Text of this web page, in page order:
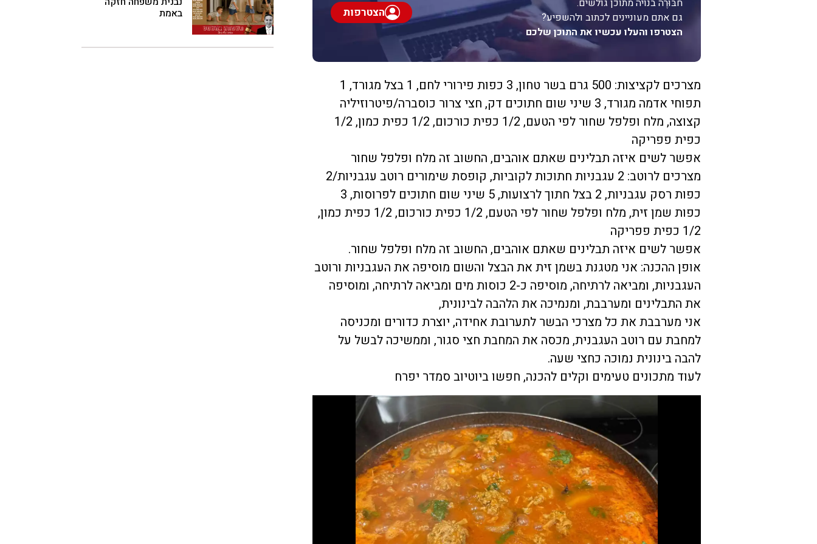
חבּוּרֶה בנויה מתוכן גולשים.
גם אתם מעוניינים לכתוב ולהשפיע?
הצטרפו והעלו עכשיו את התוכן שלכם
הצטרפות
מצרכים לקציצות: 500 גרם בשר טחון, 3 כפות פירורי לחם, 1 בצל מגורד, 1
תפוחי אדמה מגורד, 3 שיני שום חתוכים דק, חצי צרור כוסברה/פיטרוזיליה
קצוצה, מלח ופלפל שחור לפי הטעם, 1/2 כפית כורכום, 1/2 כפית כמון, 1/2
כפית פפריקה
אפשר לשים איזה תבלינים שאתם אוהבים, החשוב זה מלח ופלפל שחור
מצרכים לרוטב: 2 עגבניות חתוכות לקוביות, קופסת שימורים רוטב עגבניות/2
כפות רסק עגבניות, 2 בצל חתוך לרצועות, 5 שיני שום חתוכים לפרוסות, 3
כפות שמן זית, מלח ופלפל שחור לפי הטעם, 1/2 כפית כורכום, 1/2 כפית כמון,
1/2 כפית פפריקה
אפשר לשים איזה תבלינים שאתם אוהבים, החשוב זה מלח ופלפל שחור.
אופן ההכנה: אני מטגנת בשמן זית את הבצל והשום מוסיפה את העגבניות ורוטב
העגבניות, ומביאה לרתיחה, מוסיפה כ-2 כוסות מים ומביאה לרתיחה, ומוסיפה
את התבלינים ומערבבת, ומנמיכה את הלהבה לבינונית,
אני מערבבת את כל מצרכי הבשר לתערובת אחידה, יוצרת כדורים ומכניסה
למחבת עם רוטב העגבנית, מכסה את המחבת חצי סגור, וממשיכה לבשל על
להבה בינונית נמוכה כחצי שעה.
לעוד מתכונים טעימים וקלים להכנה, חפשו ביוטיוב סמדר יפרח
באמת